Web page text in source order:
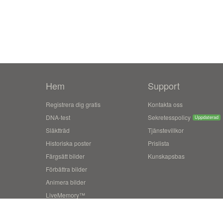
Hem
Registrera dig gratis
DNA-test
Släktträd
Historiska poster
Färgsätt bilder
Förbättra bilder
Animera bilder
LiveMemory™
Support
Kontakta oss
Sekretesspolicy
Uppdaterad
Tjänstevillkor
Prislista
Kunskapsbas